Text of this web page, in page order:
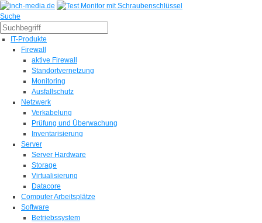
Suche
IT-Produkte
Firewall
aktive Firewall
Standortvernetzung
Monitoring
Ausfallschutz
Netzwerk
Verkabelung
Prüfung und Überwachung
Inventarisierung
Server
Server Hardware
Storage
Virtualisierung
Datacore
Computer Arbeitsplätze
Software
Betriebssystem